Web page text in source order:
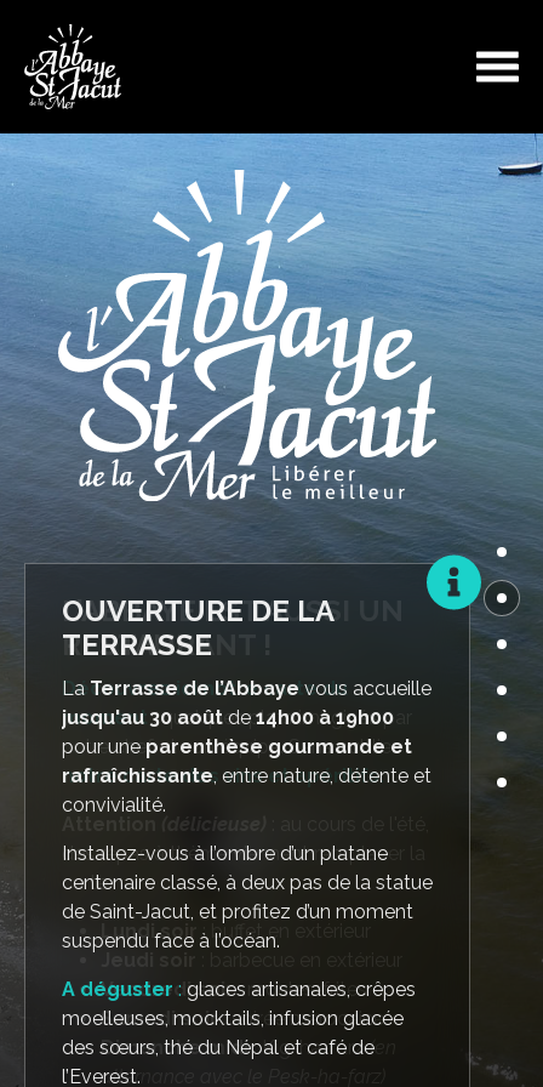
Découvrez ici notre carte du
moment : quelques plats imaginés par
notre chef et son équipe. Sans oublier
notre carte des vins et apéritifs.
Lundi soir : buffet en extérieur
Vendredi soir: moules-frites
Samedi soir: soirée marocaine
Dimanche midi: Kig-ha-farz(en
alternance avec le Pesk-ha-farz)
OUVERTURE DE LA
TERRASSE
La Terrasse de l’Abbaye vous accueille
jusqu'au 30 août de 14h00 à 19h00
pour une parenthèse gourmande et
rafraîchissante, entre nature, détente et
convivialité.
Installez-vous à l’ombre d’un platane
centenaire classé, à deux pas de la statue
de Saint-Jacut, et profitez d’un moment
suspendu face à l’océan.
A déguster : glaces artisanales, crêpes
moelleuses, mocktails, infusion glacée
des sœurs, thé du Népal et café de
l’Everest.
Découvrez ici notre carte du
moment : quelques plats imaginés par
notre chef et son équipe. Sans oublier
notre carte des vins et apéritifs.
Lundi soir : buffet en extérieur
Vendredi soir: moules-frites
Samedi soir: soirée marocaine
Dimanche midi: Kig-ha-farz(en
alternance avec le Pesk-ha-farz)